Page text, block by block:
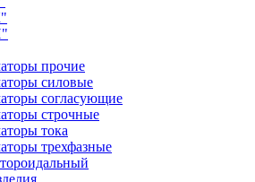
прочие
силовые
согласующие
строчные
тока
трехфазные